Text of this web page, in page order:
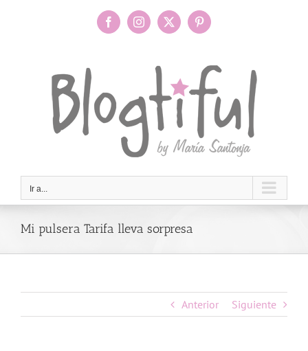
FacebookInstagram
X Pinterest
Ir a...
Mi pulsera Tarifa lleva sorpresa
Anterior Siguiente